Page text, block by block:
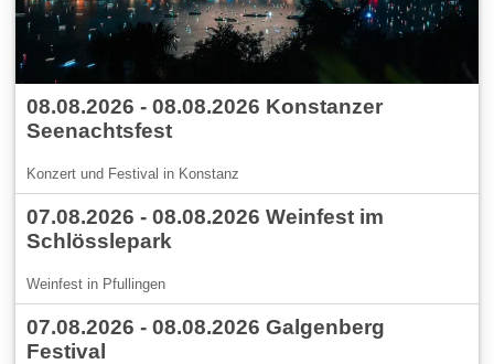
08.08.2026 - 08.08.2026 Konstanzer
Seenachtsfest
Konzert und Festival in Konstanz
07.08.2026 - 08.08.2026 Weinfest im
Schlösslepark
Weinfest in Pfullingen
07.08.2026 - 08.08.2026 Galgenberg
Festival